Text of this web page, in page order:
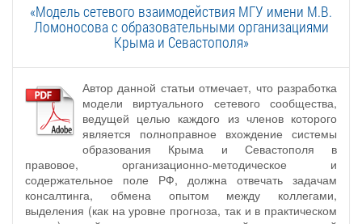
«Модель сетевого взаимодействия МГУ имени М.В.
Ломоносова с образовательными организациями
Крыма и Севастополя»
Автор данной статьи отмечает, что разработка
модели виртуального сетевого сообщества,
ведущей целью каждого из членов которого
является полноправное вхождение системы
образования Крыма и Севастополя в
правовое, организационно-методическое и
содержательное поле РФ, должна отвечать задачам
консалтинга, обмена опытом между коллегами,
выделения (как на уровне прогноза, так и в практическом